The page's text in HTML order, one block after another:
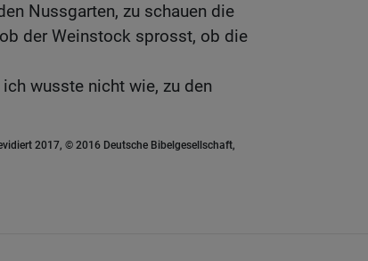
Nussgarten, zu schauen die
der Weinstock sprosst, ob die
wusste nicht wie, zu den
2017, © 2016 Deutsche Bibelgesellschaft,